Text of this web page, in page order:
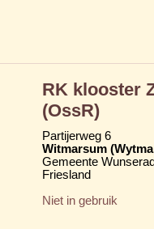
RK klooster
(OssR)
Partijerweg 6
Witmarsum
Gemeente
Friesland
Niet in gebruik